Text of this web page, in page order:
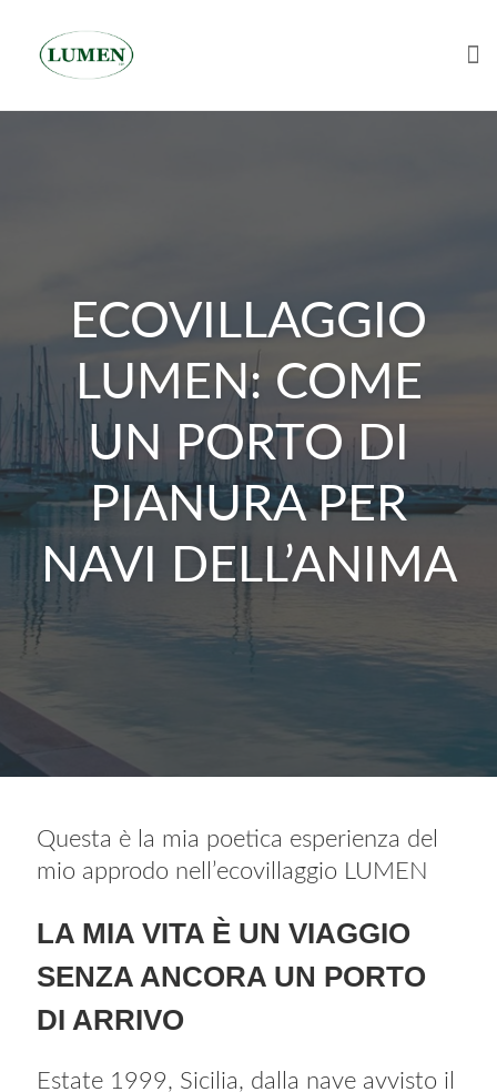
ECOVILLAGGIO
LUMEN: COME
UN PORTO DI
PIANURA PER
NAVI DELL’ANIMA
Questa è la mia poetica esperienza del
mio approdo nell’ecovillaggio LUMEN
LA MIA VITA È UN VIAGGIO
SENZA ANCORA UN PORTO
DI ARRIVO
Estate 1999, Sicilia, dalla nave avvisto il